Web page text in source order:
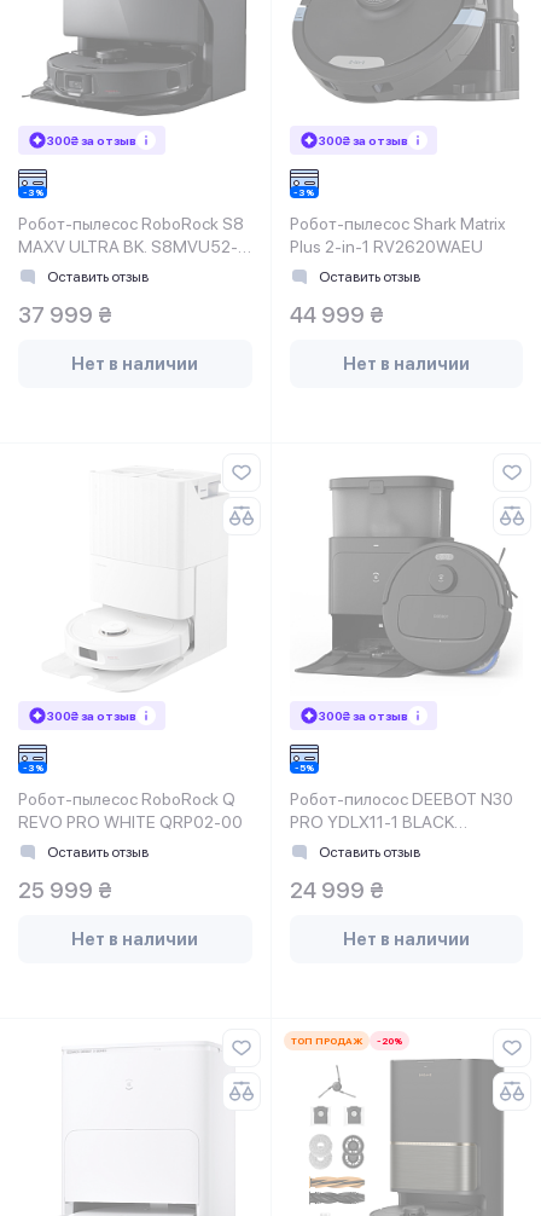
300₴ за отзыв
Робот-пылесос RoboRock S8
MAXV ULTRA BK. S8MVU52-
02
Оставить отзыв
37 999 ₴
Нет в наличии
300₴ за отзыв
Робот-пылесос Shark Matrix
Plus 2-in-1 RV2620WAEU
Оставить отзыв
44 999 ₴
Нет в наличии
300₴ за отзыв
Робот-пылесос RoboRock Q
REVO PRO WHITE QRP02-00
Оставить отзыв
25 999 ₴
Нет в наличии
300₴ за отзыв
Робот-пилосос DEEBOT N30
PRO YDLX11-1 BLACK
ECOVACS
Оставить отзыв
24 999 ₴
Нет в наличии
ТОП ПРОДАЖ -20%